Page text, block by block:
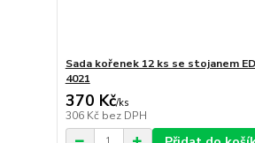
Sada kořenek 12 ks se stojanem
4021
370 Kč/ks
306 Kč bez DPH